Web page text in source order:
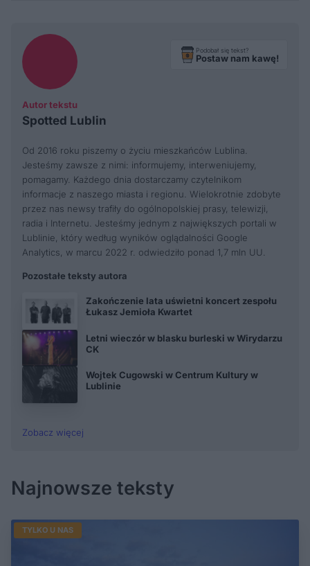
Autor tekstu
Spotted Lublin
Podobał się tekst?
Postaw nam kawę!
Od 2016 roku piszemy o życiu mieszkańców Lublina.
Jesteśmy zawsze z nimi: informujemy, interweniujemy,
pomagamy. Każdego dnia dostarczamy czytelnikom
informacje z naszego miasta i regionu. Wielokrotnie zdobyte
przez nas newsy trafiły do ogólnopolskiej prasy, telewizji,
radia i Internetu. Jesteśmy jednym z największych portali w
Lublinie, który według wyników oglądalności Google
Analytics, w marcu 2022 r. odwiedziło ponad 1,7 mln UU.
Pozostałe teksty autora
Zakończenie lata uświetni koncert zespołu
Łukasz Jemioła Kwartet
Letni wieczór w blasku burleski w Wirydarzu
CK
Wojtek Cugowski w Centrum Kultury w
Lublinie
Zobacz więcej
Najnowsze teksty
TYLKO U NAS